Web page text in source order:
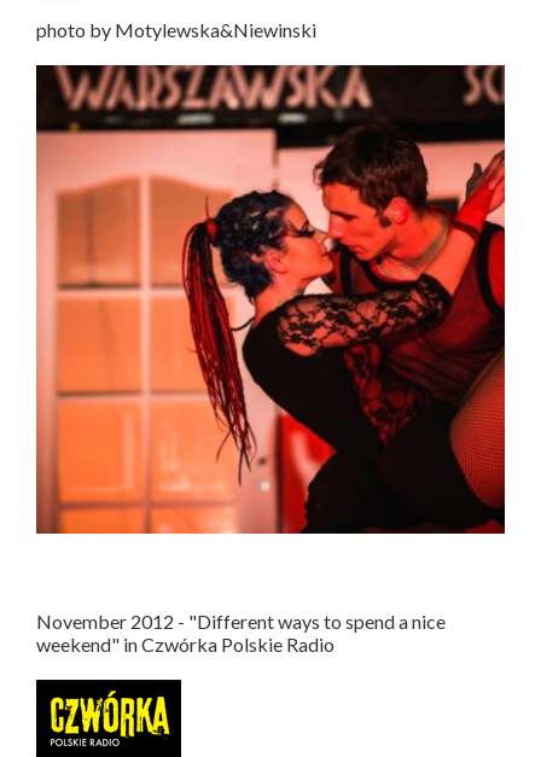
photo by Motylewska&Niewinski
November 2012 - "Different ways to spend a nice
weekend" in Czwórka Polskie Radio